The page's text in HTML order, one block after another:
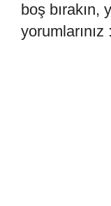
boş
yorumlarınız